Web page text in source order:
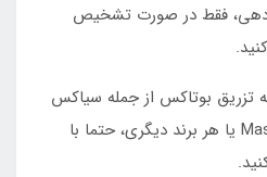
فقط در صورت تشخیص
تزریق بوتاکس از جمله سیاکس
یا بوتاکس مصپورت Masport یا هر برند دیگری، حتما با